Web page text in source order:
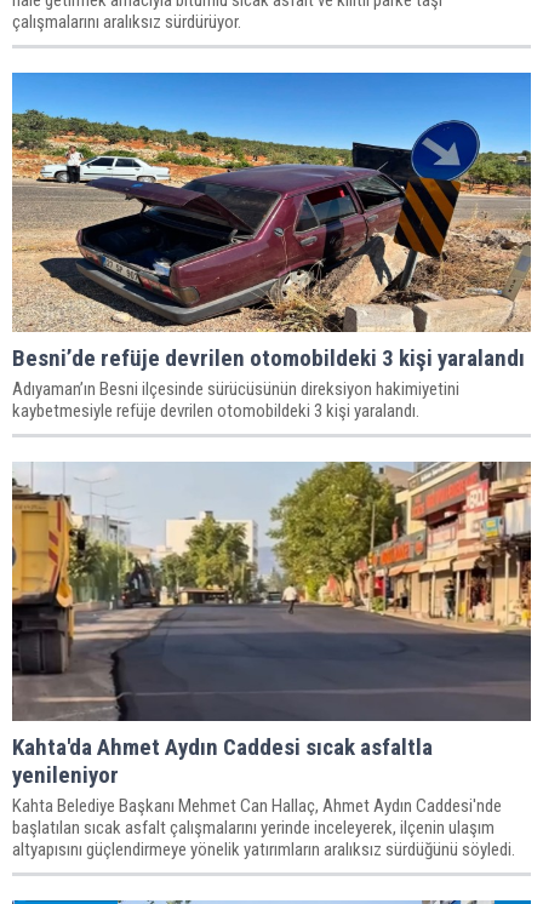
çalışmalarını aralıksız sürdürüyor.
Besni’de refüje devrilen otomobildeki 3 kişi yaralandı
Adıyaman’ın Besni ilçesinde sürücüsünün direksiyon hakimiyetini
kaybetmesiyle refüje devrilen otomobildeki 3 kişi yaralandı.
Kahta'da Ahmet Aydın Caddesi sıcak asfaltla
yenileniyor
Kahta Belediye Başkanı Mehmet Can Hallaç, Ahmet Aydın Caddesi'nde
başlatılan sıcak asfalt çalışmalarını yerinde inceleyerek, ilçenin ulaşım
altyapısını güçlendirmeye yönelik yatırımların aralıksız sürdüğünü söyledi.